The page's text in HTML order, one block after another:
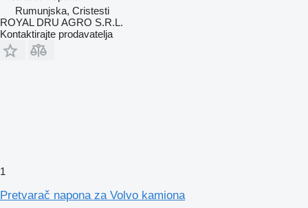
Rumunjska, Cristesti
ROYAL DRU AGRO S.R.L.
Kontaktirajte prodavatelja
1
Pretvarač napona za Volvo kamiona